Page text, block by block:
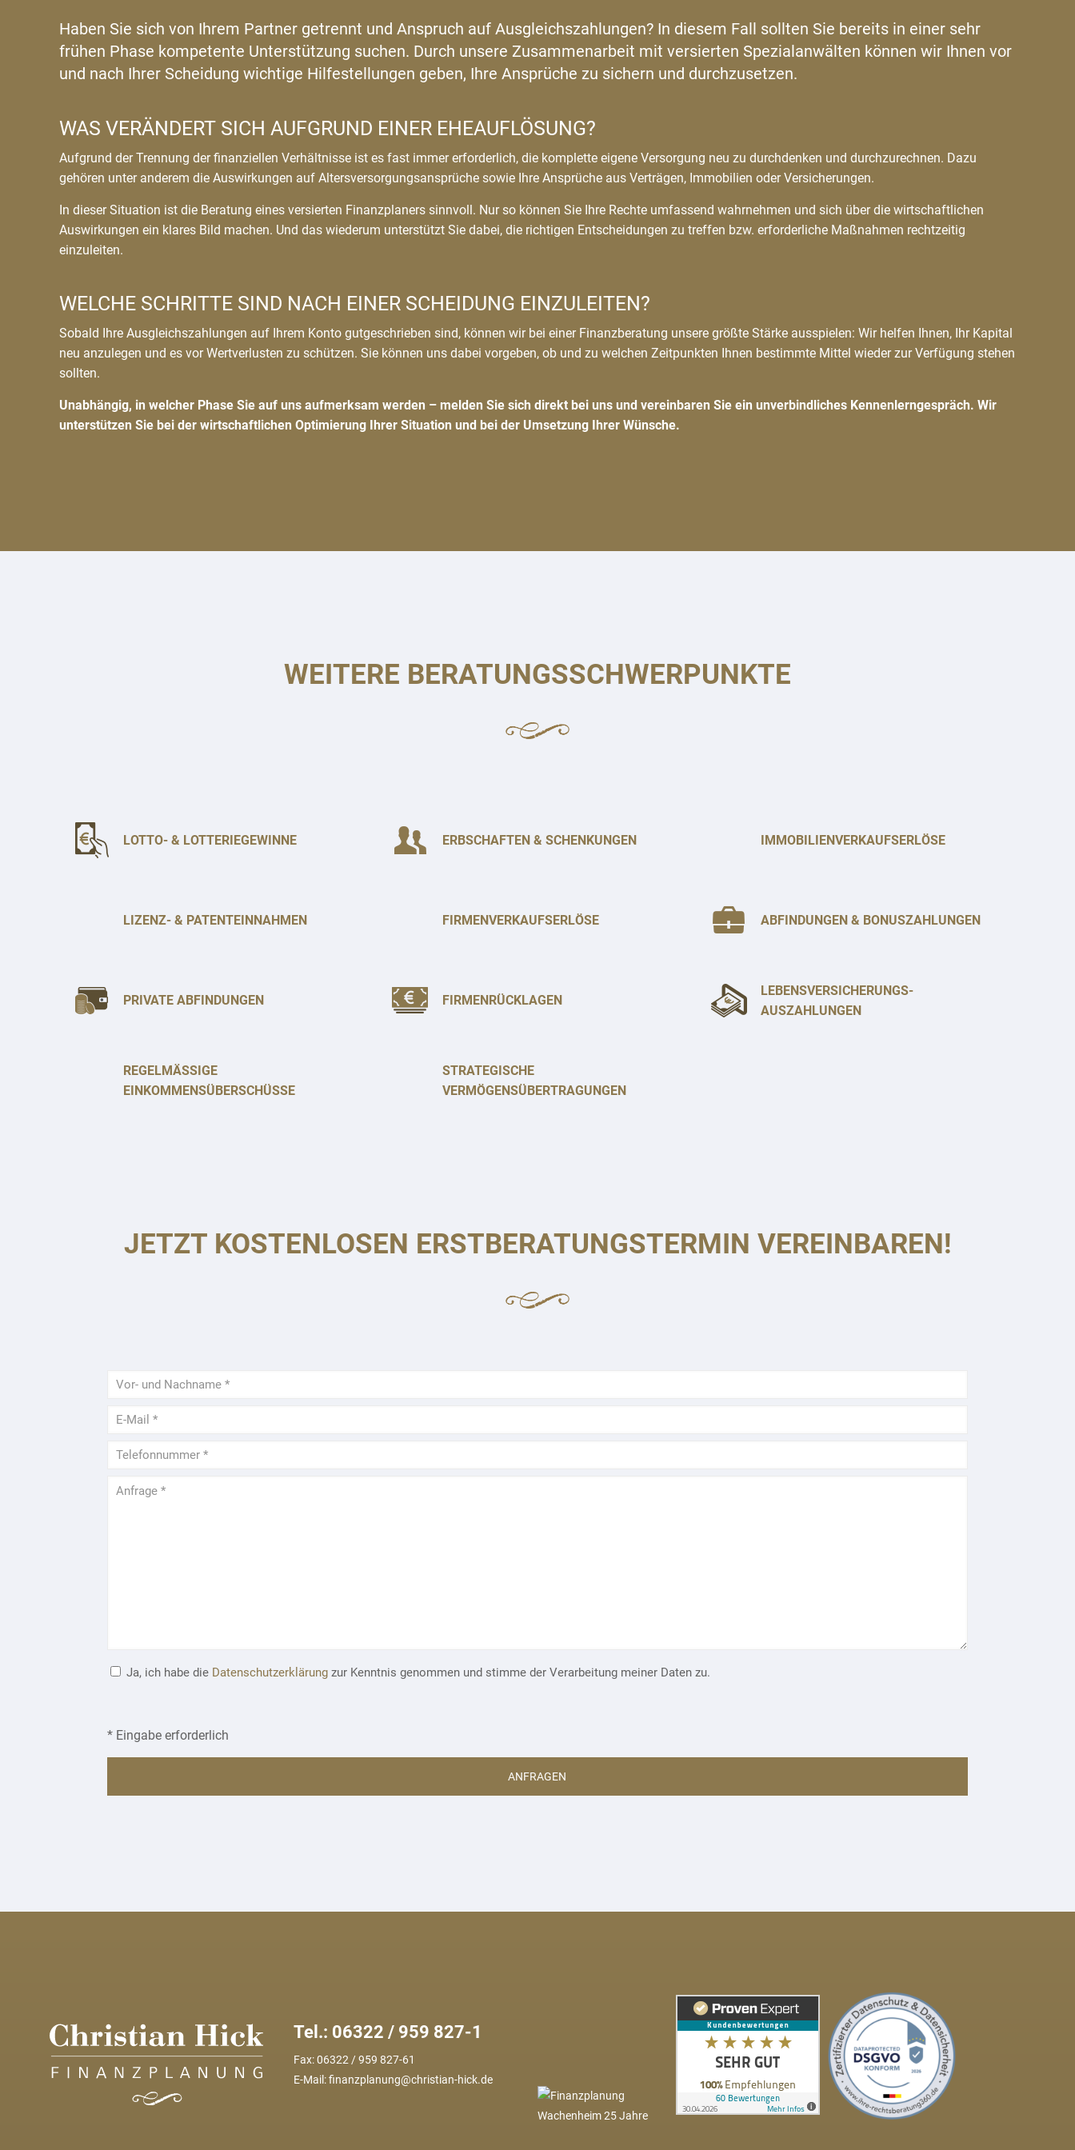
Haben Sie sich von Ihrem Partner getrennt und Anspruch auf Ausgleichszahlungen? In diesem Fall sollten Sie bereits in einer sehr
frühen Phase kompetente Unterstützung suchen. Durch unsere Zusammenarbeit mit versierten Spezialanwälten können wir Ihnen vor
und nach Ihrer Scheidung wichtige Hilfestellungen geben, Ihre Ansprüche zu sichern und durchzusetzen.
WAS VERÄNDERT SICH AUFGRUND EINER EHEAUFLÖSUNG?
Aufgrund der Trennung der finanziellen Verhältnisse ist es fast immer erforderlich, die komplette eigene Versorgung neu zu durchdenken und durchzurechnen. Dazu
gehören unter anderem die Auswirkungen auf Altersversorgungsansprüche sowie Ihre Ansprüche aus Verträgen, Immobilien oder Versicherungen.
In dieser Situation ist die Beratung eines versierten Finanzplaners sinnvoll. Nur so können Sie Ihre Rechte umfassend wahrnehmen und sich über die wirtschaftlichen
Auswirkungen ein klares Bild machen. Und das wiederum unterstützt Sie dabei, die richtigen Entscheidungen zu treffen bzw. erforderliche Maßnahmen rechtzeitig
einzuleiten.
WELCHE SCHRITTE SIND NACH EINER SCHEIDUNG EINZULEITEN?
Sobald Ihre Ausgleichszahlungen auf Ihrem Konto gutgeschrieben sind, können wir bei einer Finanzberatung unsere größte Stärke ausspielen: Wir helfen Ihnen, Ihr Kapital
neu anzulegen und es vor Wertverlusten zu schützen. Sie können uns dabei vorgeben, ob und zu welchen Zeitpunkten Ihnen bestimmte Mittel wieder zur Verfügung stehen
sollten.
Unabhängig, in welcher Phase Sie auf uns aufmerksam werden – melden Sie sich direkt bei uns und vereinbaren Sie ein unverbindliches Kennenlerngespräch. Wir
unterstützen Sie bei der wirtschaftlichen Optimierung Ihrer Situation und bei der Umsetzung Ihrer Wünsche.
WEITERE BERATUNGSSCHWERPUNKTE
LOTTO- & LOTTERIEGEWINNE ERBSCHAFTEN & SCHENKUNGEN IMMOBILIENVERKAUFSERLÖSE
LIZENZ- & PATENTEINNAHMEN FIRMENVERKAUFSERLÖSE ABFINDUNGEN & BONUSZAHLUNGEN
PRIVATE ABFINDUNGEN FIRMENRÜCKLAGEN
LEBENSVERSICHERUNGS-
AUSZAHLUNGEN
REGELMÄSSIGE E
INKOMMENSÜBERSCHÜSSE
STRATEGISCHE
VERMÖGENSÜBERTRAGUNGEN
JETZT KOSTENLOSEN ERSTBERATUNGSTERMIN VEREINBAREN!
Ja, ich habe die Datenschutzerklärungzur Kenntnis genommen und stimme der Verarbeitung meiner Daten zu.
* Eingabe erforderlich
Tel.: 06322 / 959 827-1
Fax: 06322 / 959 827-61
E-Mail:finanzplanung@christian-hick.de